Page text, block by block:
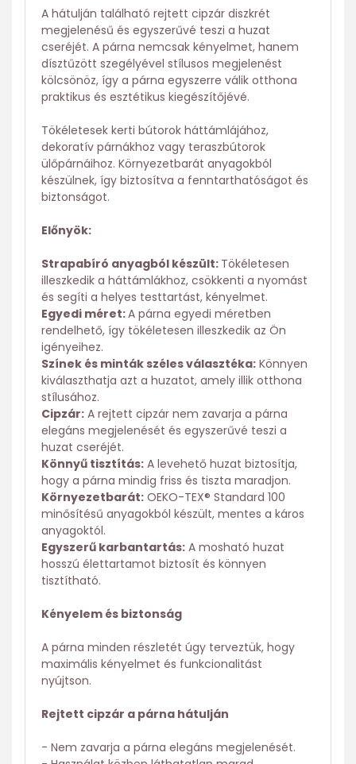
A hátulján található rejtett cipzár diszkrét
megjelenésű és egyszerűvé teszi a huzat
cseréjét. A párna nemcsak kényelmet, hanem
dísztűzött szegélyével stílusos megjelenést
kölcsönöz, így a párna egyszerre válik otthona
praktikus és esztétikus kiegészítőjévé.
Tökéletesek kerti bútorok háttámlájához,
dekoratív párnákhoz vagy teraszbútorok
ülőpárnáihoz. Környezetbarát anyagokból
készülnek, így biztosítva a fenntarthatóságot és
biztonságot.
Előnyök:
Strapabíró anyagból készült: Tökéletesen
illeszkedik a háttámlákhoz, csökkenti a nyomást
és segíti a helyes testtartást, kényelmet.
Egyedi méret:A párna egyedi méretben
rendelhető, így tökéletesen illeszkedik az Ön
igényeihez.
Színek és minták széles választéka: Könnyen
kiválaszthatja azt a huzatot, amely illik otthona
stílusához.
Cipzár: A rejtett cipzár nem zavarja a párna
elegáns megjelenését és egyszerűvé teszi a
huzat cseréjét.
Könnyű tisztítás: A levehető huzat biztosítja,
hogy a párna mindig friss és tiszta maradjon.
Környezetbarát: OEKO-TEX® Standard 100
minősítésű anyagokból készült, mentes a káros
anyagoktól.
Egyszerű karbantartás: A mosható huzat
hosszú élettartamot biztosít és könnyen
tisztítható.
Kényelem és biztonság
A párna minden részletét úgy terveztük, hogy
maximális kényelmet és funkcionalitást
nyújtson.
Rejtett cipzár a párna hátulján
- Nem zavarja a párna elegáns megjelenését.